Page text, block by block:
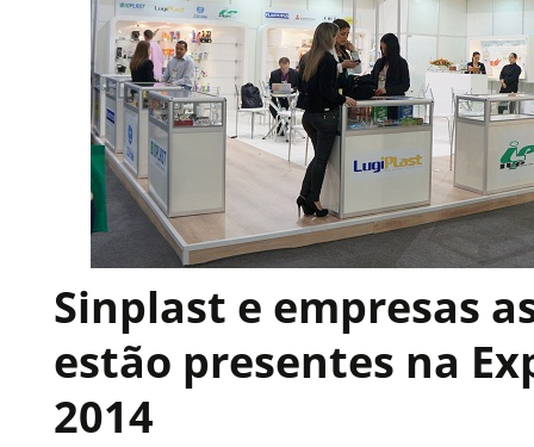
Sinplast e empresas
estão presentes na
2014